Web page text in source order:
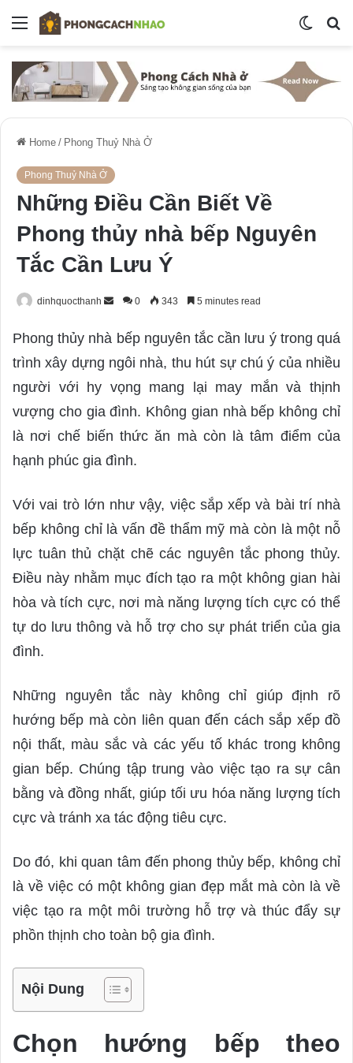
Menu
Switch
Home / Phong Thuỷ Nhà Ở
Phong Thuỷ Nhà Ở
Những Điều Cần Biết Về
Phong thủy nhà bếp Nguyên
Tắc Cần Lưu Ý
dinhquocthanh
n
d
e
m
a
0 343 5 minutes read
Phong thủy nhà bếp nguyên tắc cần lưu ý trong quá
trình xây dựng ngôi nhà, thu hút sự chú ý của nhiều
người với hy vọng mang lại may mắn và thịnh
vượng cho gia đình. Không gian nhà bếp không chỉ
là nơi chế biến thức ăn mà còn là tâm điểm của
hạnh phúc gia đình.
Với vai trò lớn như vậy, việc sắp xếp và bài trí nhà
bếp không chỉ là vấn đề thẩm mỹ mà còn là một nỗ
lực tuân thủ chặt chẽ các nguyên tắc phong thủy.
Điều này nhằm mục đích tạo ra một không gian hài
hòa và tích cực, nơi mà năng lượng tích cực có thể
tự do lưu thông và hỗ trợ cho sự phát triển của gia
đình.
Những nguyên tắc này không chỉ giúp định rõ
hướng bếp mà còn liên quan đến cách sắp xếp đồ
nội thất, màu sắc và các yếu tố khác trong không
gian bếp. Chúng tập trung vào việc tạo ra sự cân
bằng và đồng nhất, giúp tối ưu hóa năng lượng tích
cực và tránh xa tác động tiêu cực.
Do đó, khi quan tâm đến phong thủy bếp, không chỉ
là về việc có một không gian đẹp mắt mà còn là về
việc tạo ra một môi trường hỗ trợ và thúc đẩy sự
phồn thịnh cho toàn bộ gia đình.
Nội Dung
Chọn hướng bếp theo